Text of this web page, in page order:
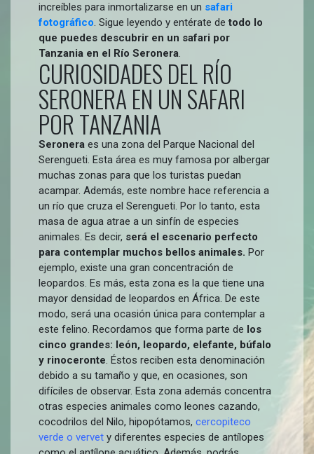
increíbles para inmortalizarse en un safari
fotográfico. Sigue leyendo y entérate detodo lo
que puedes descubrir en un safari por
Tanzania en el Río Seronera.
CURIOSIDADES DEL RÍO
SERONERA EN UN SAFARI
POR TANZANIA
Seronera es una zona del Parque Nacional del
Serengueti. Esta área es muy famosa por albergar
muchas zonas para que los turistas puedan
acampar. Además, este nombre hace referencia a
un río que cruza el Serengueti. Por lo tanto, esta
masa de agua atrae a un sinfín de especies
animales. Es decir, será el escenario perfecto
para contemplar muchos bellos animales. Por
ejemplo, existe una gran concentración de
leopardos. Es más, esta zona es la que tiene una
mayor densidad de leopardos en África. De este
modo, será una ocasión única para contemplar a
este felino. Recordamos que forma parte de los
cinco grandes: león, leopardo, elefante, búfalo
y rinoceronte. Éstos reciben esta denominación
debido a su tamaño y que, en ocasiones, son
difíciles de observar. Esta zona además concentra
otras especies animales como leones cazando,
cocodrilos del Nilo, hipopótamos, cercopiteco
verde o vervet y diferentes especies de antílopes